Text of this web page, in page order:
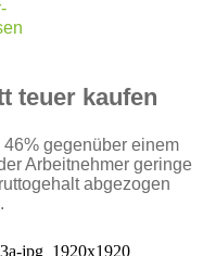
teuer kaufen
gegenüber einem
Arbeitnehmer geringe
abgezogen